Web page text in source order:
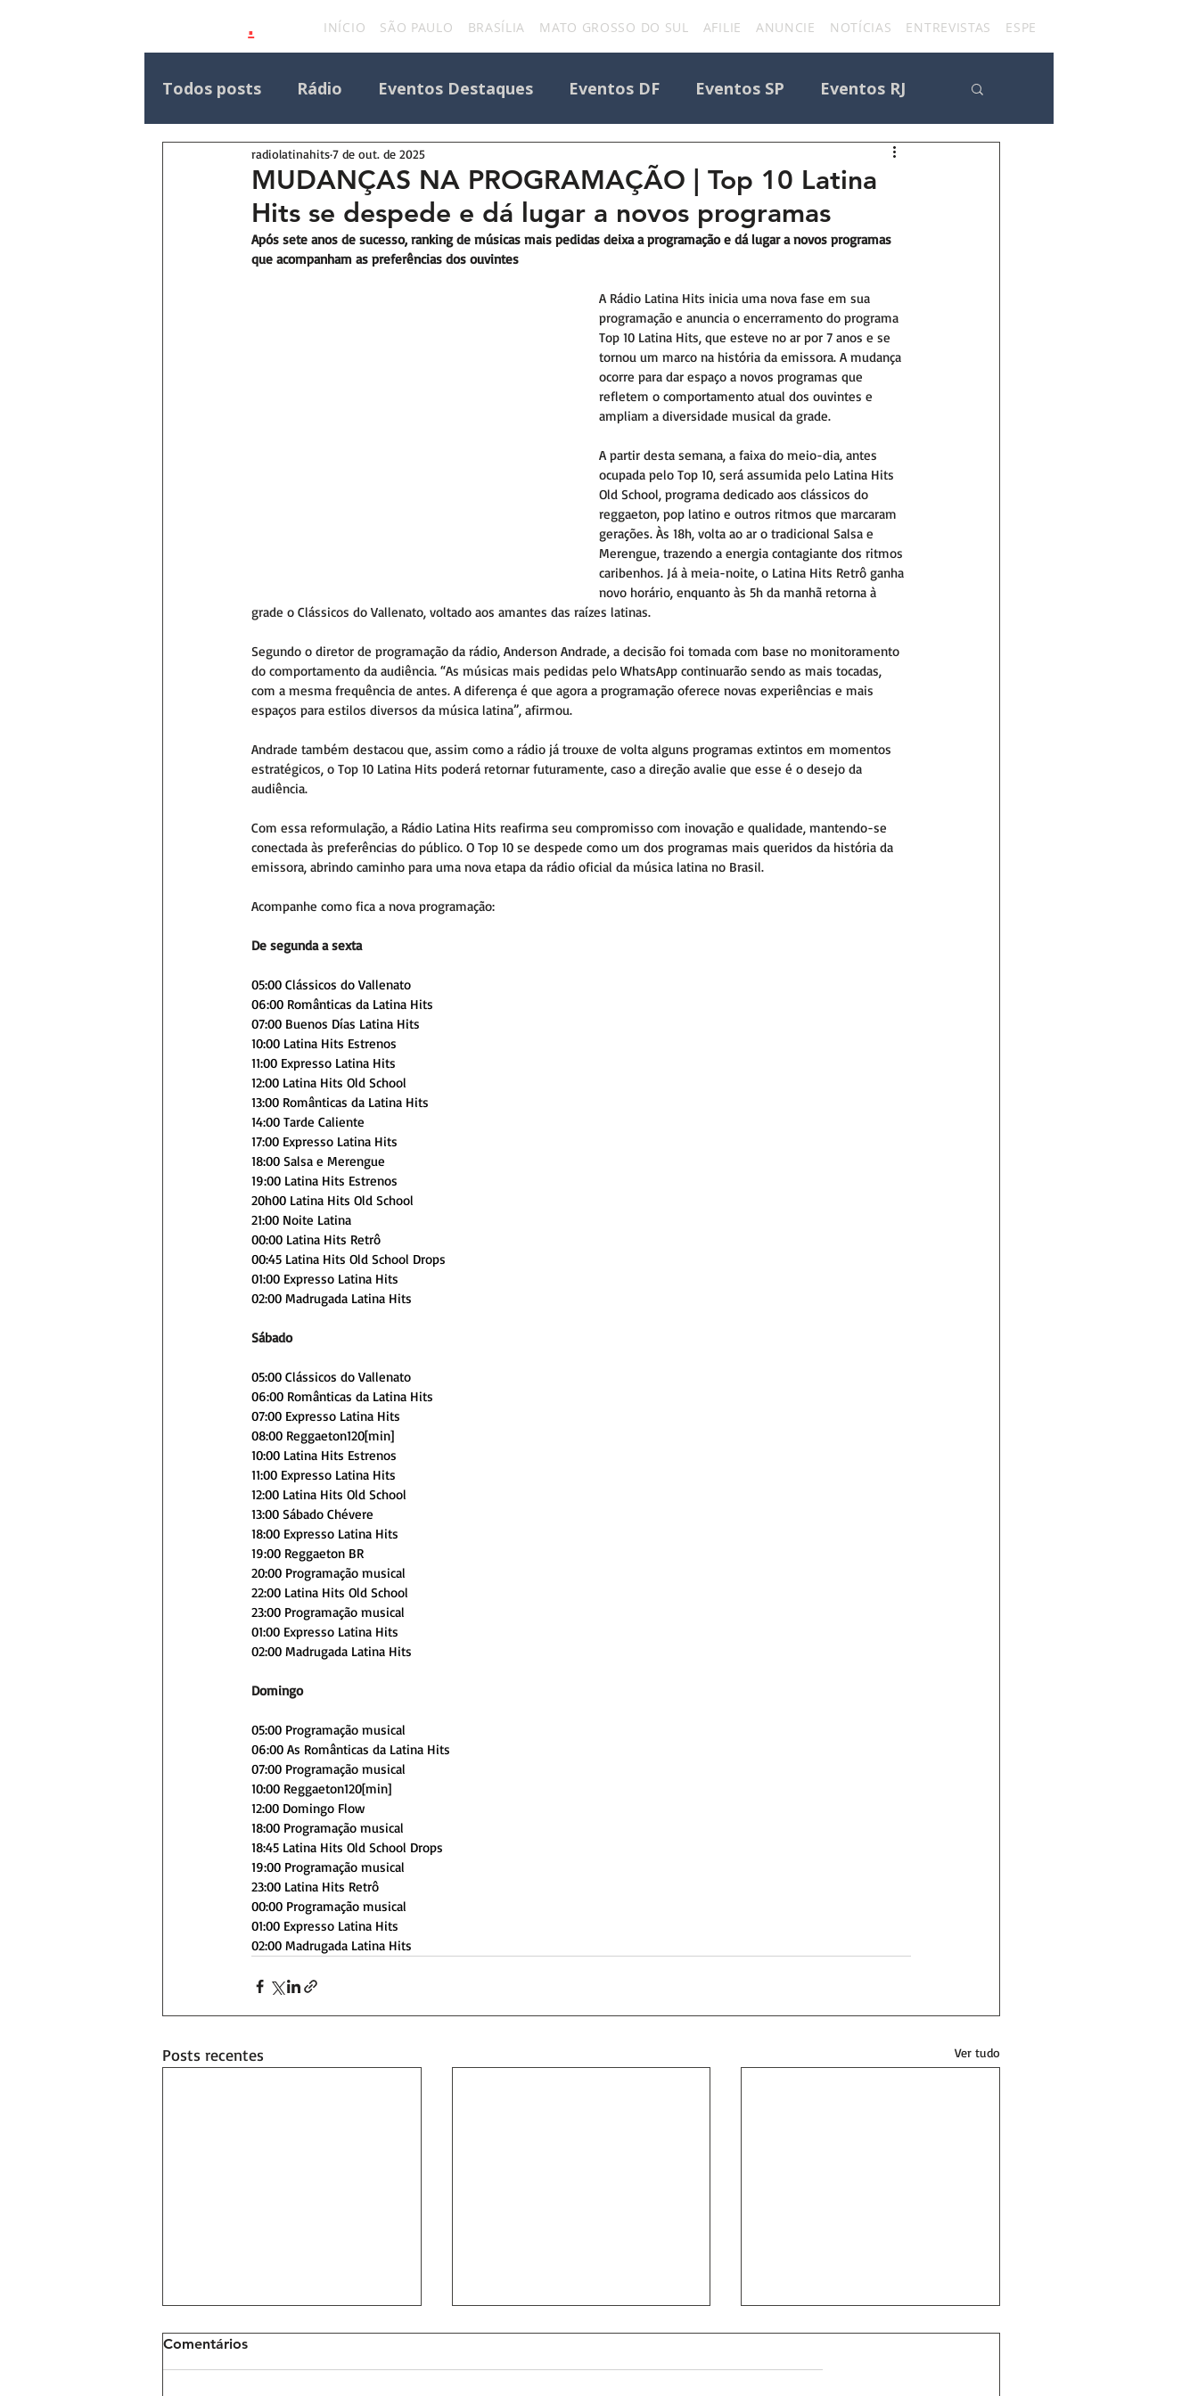
INÍCIO SÃO PAULO BRASÍLIA MATO GROSSO DO SUL AFILIE ANUNCIE NOTÍCIAS ENTREVISTAS ESPECIAIS
.
Todos posts Rádio Eventos Destaques Eventos DF Eventos SP Eventos RJ
Eventos Outras Regiões Destaque Portal
Destaque Principal Site Eventos uniforcafm Notícias sobre eventos
MUDANÇAS NA PROGRAMAÇÃO | Top 10 Latina
Hits se despede e dá lugar a novos programas
radiolatinahits7 de out. de 2025
Após sete anos de sucesso, ranking de músicas mais pedidas deixa a programação e dá lugar a novos programas
que acompanham as preferências dos ouvintes
A Rádio Latina Hits inicia uma nova fase em sua
programação e anuncia o encerramento do programa
Top 10 Latina Hits, que esteve no ar por 7 anos e se
tornou um marco na história da emissora. A mudança
ocorre para dar espaço a novos programas que
refletem o comportamento atual dos ouvintes e
ampliam a diversidade musical da grade.
A partir desta semana, a faixa do meio-dia, antes
ocupada pelo Top 10, será assumida pelo Latina Hits
Old School, programa dedicado aos clássicos do
reggaeton, pop latino e outros ritmos que marcaram
gerações. Às 18h, volta ao ar o tradicional Salsa e
Merengue, trazendo a energia contagiante dos ritmos
caribenhos. Já à meia-noite, o Latina Hits Retrô ganha
novo horário, enquanto às 5h da manhã retorna à
grade o Clássicos do Vallenato, voltado aos amantes das raízes latinas.
Segundo o diretor de programação da rádio, Anderson Andrade, a decisão foi tomada com base no monitoramento
do comportamento da audiência. “As músicas mais pedidas pelo WhatsApp continuarão sendo as mais tocadas,
com a mesma frequência de antes. A diferença é que agora a programação oferece novas experiências e mais
espaços para estilos diversos da música latina”, afirmou.
Andrade também destacou que, assim como a rádio já trouxe de volta alguns programas extintos em momentos
estratégicos, o Top 10 Latina Hits poderá retornar futuramente, caso a direção avalie que esse é o desejo da
audiência.
Com essa reformulação, a Rádio Latina Hits reafirma seu compromisso com inovação e qualidade, mantendo-se
conectada às preferências do público. O Top 10 se despede como um dos programas mais queridos da história da
emissora, abrindo caminho para uma nova etapa da rádio oficial da música latina no Brasil.
Acompanhe como fica a nova programação:
De segunda a sexta
05:00 Clássicos do Vallenato
06:00 Românticas da Latina Hits
07:00 Buenos Días Latina Hits
10:00 Latina Hits Estrenos
11:00 Expresso Latina Hits
12:00 Latina Hits Old School
13:00 Românticas da Latina Hits
14:00 Tarde Caliente
17:00 Expresso Latina Hits
18:00 Salsa e Merengue
19:00 Latina Hits Estrenos
20h00 Latina Hits Old School
21:00 Noite Latina
00:00 Latina Hits Retrô
00:45 Latina Hits Old School Drops
01:00 Expresso Latina Hits
02:00 Madrugada Latina Hits
Sábado
05:00 Clássicos do Vallenato
06:00 Românticas da Latina Hits
07:00 Expresso Latina Hits
08:00 Reggaeton120[min]
10:00 Latina Hits Estrenos
11:00 Expresso Latina Hits
12:00 Latina Hits Old School
13:00 Sábado Chévere
18:00 Expresso Latina Hits
19:00 Reggaeton BR
20:00 Programação musical
22:00 Latina Hits Old School
23:00 Programação musical
01:00 Expresso Latina Hits
02:00 Madrugada Latina Hits
Domingo
05:00 Programação musical
06:00 As Românticas da Latina Hits
07:00 Programação musical
10:00 Reggaeton120[min]
12:00 Domingo Flow
18:00 Programação musical
18:45 Latina Hits Old School Drops
19:00 Programação musical
23:00 Latina Hits Retrô
00:00 Programação musical
01:00 Expresso Latina Hits
02:00 Madrugada Latina Hits
Posts recentes Ver tudo
Comentários